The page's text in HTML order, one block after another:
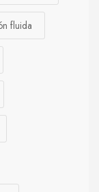
fluida